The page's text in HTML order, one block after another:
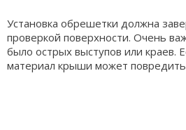
Установка обрешетки должна
проверкой поверхности. Очень
было острых выступов или краев.
материал крыши может